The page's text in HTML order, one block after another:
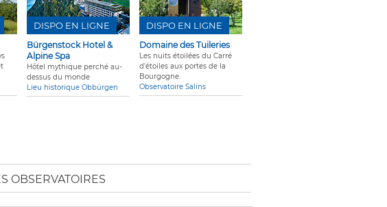
Bürgenstock Hotel &
Alpine Spa
Hôtel mythique perché au-
dessus du monde
Lieu historique Obbürgen
DISPO EN LIGNE
Domaine des Tuileries
Les nuits étoilées du Carré
d'étoiles aux portes de la
Bourgogne.
Observatoire Salins
DISPO EN LIGNE
OBSERVATOIRES